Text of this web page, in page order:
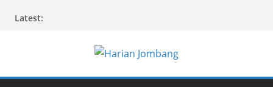
Latest: